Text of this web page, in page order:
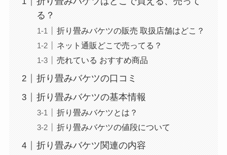
る？
折り畳みバケツの販売 取扱店舗はどこ？
ネット通販どこで売ってる？
売れている おすすめ商品
折り畳みバケツの口コミ
折り畳みバケツの基本情報
折り畳みバケツとは？
折り畳みバケツの値段について
折り畳みバケツ関連の内容